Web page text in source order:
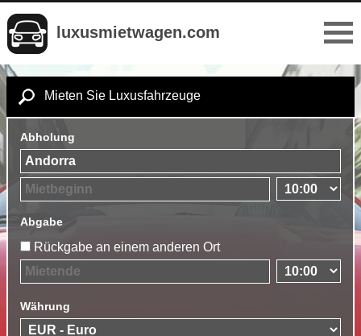
luxusmietwagen.com
Mieten Sie Luxusfahrzeuge
Abholung
Abgabe
Rückgabe an einem anderen Ort
Währung